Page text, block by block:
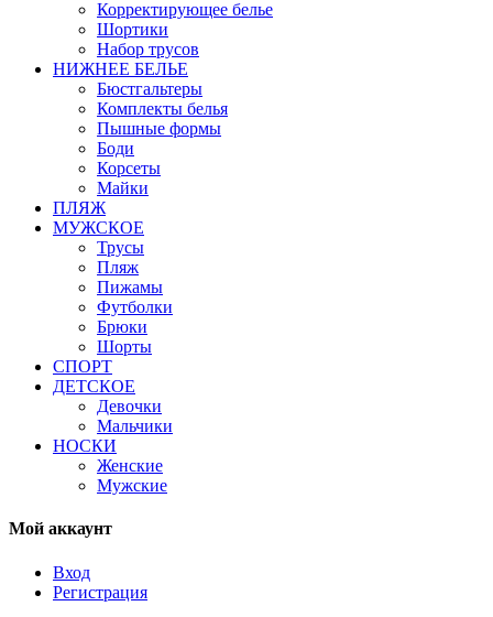
Корректирующее белье
Шортики
Набор трусов
НИЖНЕЕ БЕЛЬЕ
Бюстгальтеры
Комплекты белья
Пышные формы
Боди
Корсеты
Майки
ПЛЯЖ
МУЖСКОЕ
Трусы
Пляж
Пижамы
Футболки
Брюки
Шорты
СПОРТ
ДЕТСКОЕ
Девочки
Мальчики
НОСКИ
Женские
Мужские
Мой аккаунт
Вход
Регистрация